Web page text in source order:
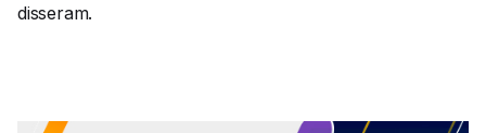
disseram.